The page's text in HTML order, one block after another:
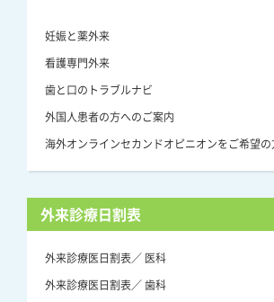
妊娠と薬外来
看護専門外来
歯と口のトラブルナビ
外国人患者の方へのご案内
海外オンラインセカンドオピニオンをご希望の
外来診療日割表
外来診療医日割表／ 医科
外来診療医日割表／ 歯科